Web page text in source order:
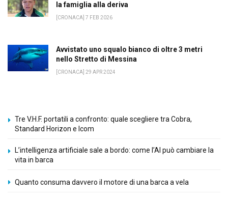
la famiglia alla deriva
[CRONACA] 7 FEB 2026
Avvistato uno squalo bianco di oltre 3 metri
nello Stretto di Messina
[CRONACA] 29 APR 2024
Tre V.H.F. portatili a confronto: quale scegliere tra Cobra,
Standard Horizon e Icom
L’intelligenza artificiale sale a bordo: come l’AI può cambiare la
vita in barca
Quanto consuma davvero il motore di una barca a vela